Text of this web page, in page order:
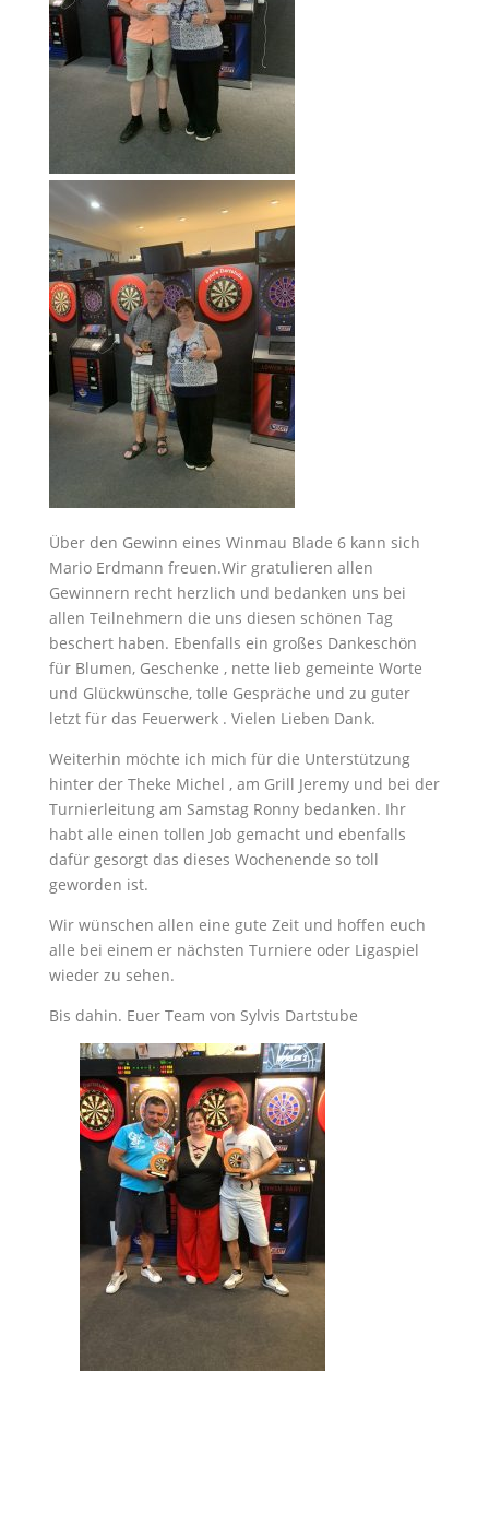
Über den Gewinn eines Winmau Blade 6 kann sich
Mario Erdmann freuen.Wir gratulieren allen
Gewinnern recht herzlich und bedanken uns bei
allen Teilnehmern die uns diesen schönen Tag
beschert haben. Ebenfalls ein großes Dankeschön
für Blumen, Geschenke , nette lieb gemeinte Worte
und Glückwünsche, tolle Gespräche und zu guter
letzt für das Feuerwerk . Vielen Lieben Dank.
Weiterhin möchte ich mich für die Unterstützung
hinter der Theke Michel , am Grill Jeremy und bei der
Turnierleitung am Samstag Ronny bedanken. Ihr
habt alle einen tollen Job gemacht und ebenfalls
dafür gesorgt das dieses Wochenende so toll
geworden ist.
Wir wünschen allen eine gute Zeit und hoffen euch
alle bei einem er nächsten Turniere oder Ligaspiel
wieder zu sehen.
Bis dahin. Euer Team von Sylvis Dartstube